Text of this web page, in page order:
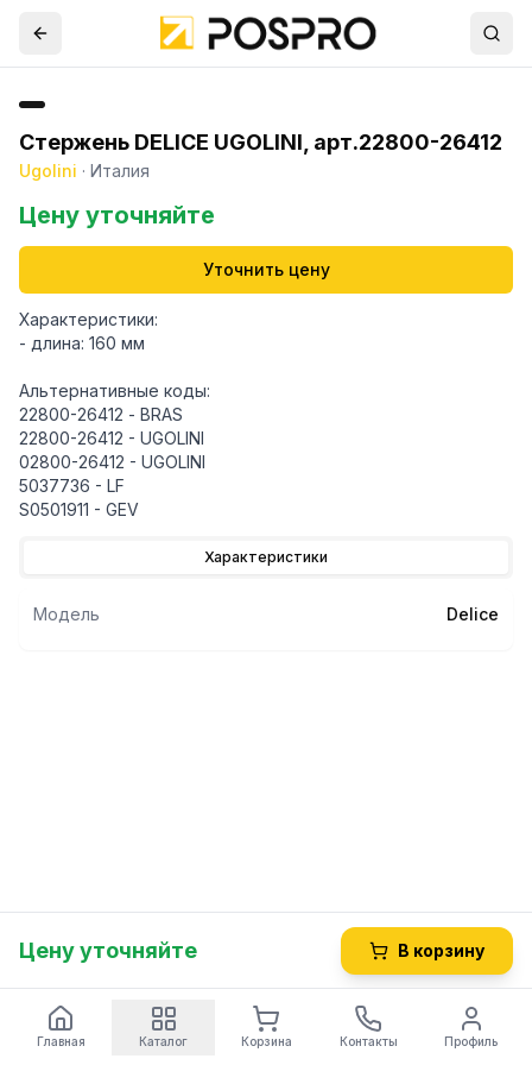
Стержень DELICE UGOLINI, арт.22800-26412
Ugolini · Италия
Цену уточняйте
Уточнить цену
Характеристики:
- длина: 160 мм
Альтернативные коды:
22800-26412 - BRAS
22800-26412 - UGOLINI
02800-26412 - UGOLINI
5037736 - LF
Характеристики
Модель Delice
Цену уточняйте В корзину
Главная Каталог Корзина Контакты Профиль